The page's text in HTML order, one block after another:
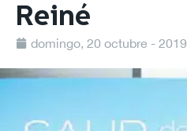
Reiné
domingo, 20 octubre - 2019